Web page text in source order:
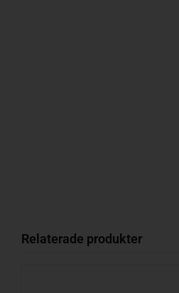
Relaterade produkter